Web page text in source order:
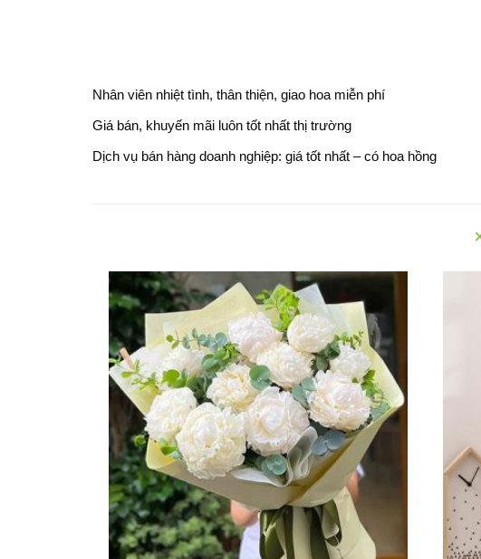
Nhân viên nhiệt tình, thân thiện, giao hoa miễn phí
Giá bán, khuyến mãi luôn tốt nhất thị trường
Dịch vụ bán hàng doanh nghiệp: giá tốt nhất – có hoa hồng